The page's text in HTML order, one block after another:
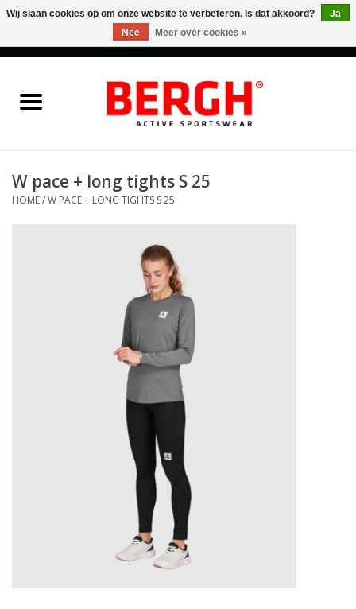
W pace + long tights S 25
HOME/W PACE + LONG TIGHTS S 25
Wij slaan cookies op om onze website te verbeteren. Is dat akkoord?
Ja
Nee
Meer over cookies »